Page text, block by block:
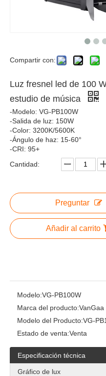
Compartir con:
Luz fresnel led de 100
estudio de música
-Modelo: VG-PB100W
-Salida de luz: 150W
-Color: 3200K/5600K
-Ángulo de haz: 15-60°
-CRI: 95+
Cantidad:
Preguntar
Añadir al carrito
Modelo:VG-PB100W
Marca del producto:VanGaa
Modelo del Producto:VG-
Estado de venta:Venta
Especificación técnica
Gráfico de lux